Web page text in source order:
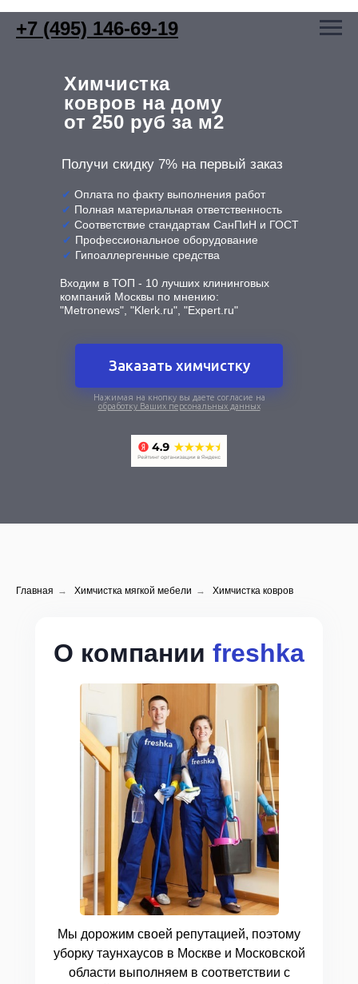
+7 (495) 146-69-19
Химчистка
ковров на дому
от 250 руб за м2
Входим в ТОП - 10 лучших клининговых
компаний Москвы по мнению:
"Metronews", "Klerk.ru", "Expert.ru"
✔ Оплата по факту выполнения работ
✔ Гипоаллергенные средства
✔ Профессиональное оборудование
✔ Соответствие стандартам СанПиН и ГОСТ
✔ Полная материальная ответственность
Получи скидку 7% на первый заказ
Заказать химчистку
Нажимая на кнопку вы даете согласие на
обработку Ваших персональных данных
Главная → Химчистка мягкой мебели → Химчистка ковров
О компании freshka
Мы дорожим своей репутацией, поэтому
уборку таунхаусов в Москве и Московской
области выполняем в соответствии с